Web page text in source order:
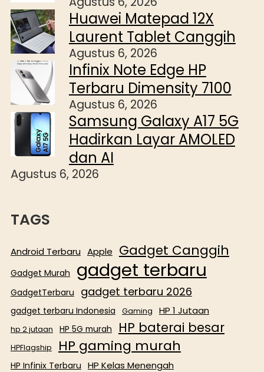
Huawei Matepad 12X
Laurent Tablet Canggih
Agustus 6, 2026
Infinix Note Edge HP
Terbaru Dimensity 7100
Agustus 6, 2026
Samsung Galaxy A17 5G
Hadirkan Layar AMOLED
dan AI
Agustus 6, 2026
TAGS
Android Terbaru Apple Gadget Canggih
Gadget Murah gadget terbaru
GadgetTerbaru gadget terbaru 2026
gadget terbaru Indonesia Gaming HP 1 Jutaan
hp 2 jutaan HP 5G murah HP baterai besar
HPFlagship HP gaming murah
HP Infinix Terbaru HP Kelas Menengah